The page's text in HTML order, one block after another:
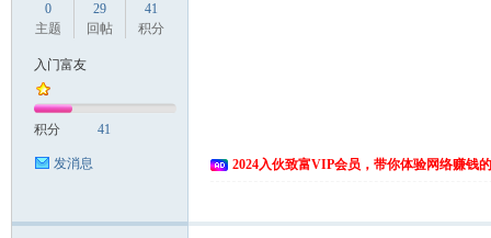
0
主题
29
回帖
41
积分
入门富友
积分 41
发消息 2024入伙致富VIP会员，带你体验网络赚钱